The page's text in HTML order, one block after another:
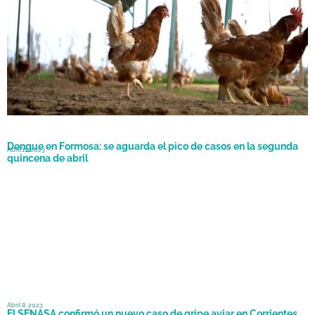
Dengue en Formosa: se aguarda el pico de casos en la segunda
quincena de abril
Abril 11, 2023
Abril 8, 2023